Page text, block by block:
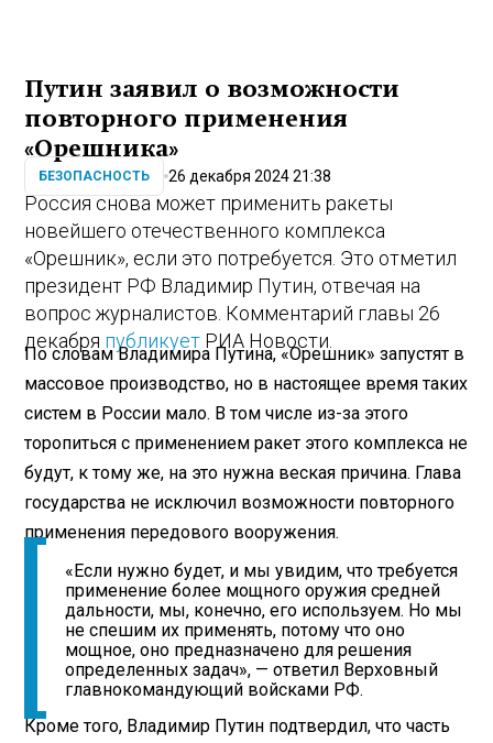
Путин заявил о возможности
повторного применения
«Орешника»
БЕЗОПАСНОСТЬ 26 декабря 2024 21:38
Россия снова может применить ракеты
новейшего отечественного комплекса
«Орешник», если это потребуется. Это отметил
президент РФ Владимир Путин, отвечая на
вопрос журналистов. Комментарий главы 26
декабря публикует РИА Новости.
По словам Владимира Путина, «Орешник» запустят в
массовое производство, но в настоящее время таких
систем в России мало. В том числе из-за этого
торопиться с применением ракет этого комплекса не
будут, к тому же, на это нужна веская причина. Глава
государства не исключил возможности повторного
применения передового вооружения.
«Если нужно будет, и мы увидим, что требуется
применение более мощного оружия средней
дальности, мы, конечно, его используем. Но мы
не спешим их применять, потому что оно
мощное, оно предназначено для решения
определенных задач», — ответил Верховный
главнокомандующий войсками РФ.
Кроме того, Владимир Путин подтвердил, что часть